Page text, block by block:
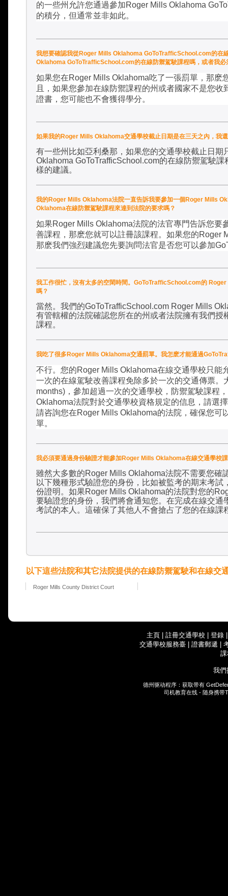
的一些州允許您通過參加Roger Mills Oklahoma
的積分，但通常並非如此。
我想要確認我從Roger Mills Oklahoma GoToTrafficSchool.com的在
Oklahoma GoToTrafficSchool.com的在線防禦駕駛課程嗎，或者我必
如果您在Roger Mills Oklahoma吃了一張罰單，那麽
且，如果您參加在線防禦課程的州或者國家不是您收
證書，您可能也不會獲得學分。
如果我的Roger Mills Oklahoma交通學校截止日期是在三天之內，
有一些州比如亞利桑那，如果您的交通學校截止日期
Oklahoma GoToTrafficSchool.com的在線防禦駕駛課
樣的建議。
我的Roger Mills Oklahoma法院一直告訴我要參加一個Roger Mills
Oklahoma在線防禦駕駛課程來達到法院的要求嗎？
如果Roger Mills Oklahoma法院的法官專門告訴您要
善課程，那麽您就可以註冊該課程。如果您的Roger
那麽我們強烈建議您先要詢問法官是否您可以參加
我工作很忙，沒有太多的空閑時間。GoToTrafficSchool.com的
嗎？
當然。我們的GoToTrafficSchool.com Roger Mills
有管轄權的法院確認您所在的州或者法院擁有我們授
課程。
我吃了很多Roger Mills Oklahoma交通罰單。我怎麽才能通過
不行。您的Roger Mills Oklahoma在線交通學校只能
一次的在線駕駛改善課程免除多於一次的交通傳票
months)，參加超過一次的交通學校，防禦駕駛課程
Oklahoma法院對於交通學校資格規定的信息，請選
請咨詢您在Roger Mills Oklahoma的法院，確保您可
單。
我必須要通過身份驗證才能參加Roger Mills Oklahoma在線交通學校
雖然大多數的Roger Mills Oklahoma法院不需要您確
以下幾種形式驗證您的身份，比如被監考的期末考
份證明。如果Roger Mills Oklahoma的法院對您的
要驗證您的身份，我們將會通知您。在完成在線交
考試的本人。這確保了其他人不會搶占了您的在線課
以下這些法院和其它法院提供的在線防禦駕駛和在線交
Roger Mills County District Court
主頁 | 註冊交通學校 | 登錄
交通學校服務臺 | 證書郵遞 |
我們
德州驱动程序：获取带有
司机教育在线 - 随身携带